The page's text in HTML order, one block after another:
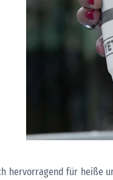
hervorragend für heiße